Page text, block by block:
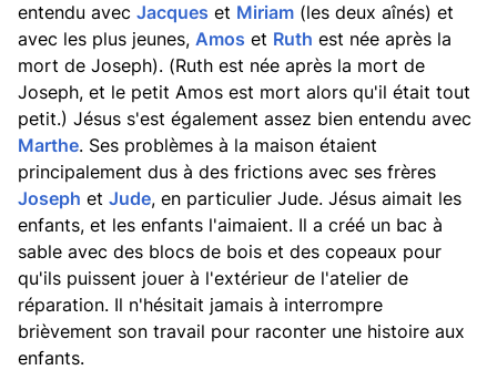
entendu avec Jacques et Miriam (les deux aînés) et
avec les plus jeunes, Amos et Ruth est née après la
mort de Joseph). (Ruth est née après la mort de
Joseph, et le petit Amos est mort alors qu'il était tout
petit.) Jésus s'est également assez bien entendu avec
Marthe. Ses problèmes à la maison étaient
principalement dus à des frictions avec ses frères
Joseph et Jude, en particulier Jude. Jésus aimait les
enfants, et les enfants l'aimaient. Il a créé un bac à
sable avec des blocs de bois et des copeaux pour
qu'ils puissent jouer à l'extérieur de l'atelier de
réparation. Il n'hésitait jamais à interrompre
brièvement son travail pour raconter une histoire aux
enfants.